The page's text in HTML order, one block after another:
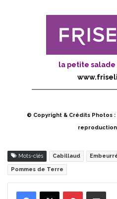
la petite
© Copyright & Crédits Photos
Mots-clés Cabillaud
Pommes de Terre